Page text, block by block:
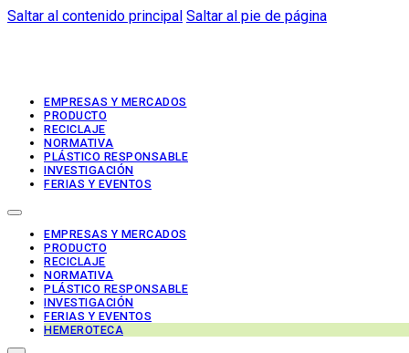
Saltar al contenido principal Saltar al pie de página
EMPRESAS Y MERCADOS
PRODUCTO
RECICLAJE
NORMATIVA
PLÁSTICO RESPONSABLE
INVESTIGACIÓN
FERIAS Y EVENTOS
EMPRESAS Y MERCADOS
PRODUCTO
RECICLAJE
NORMATIVA
PLÁSTICO RESPONSABLE
INVESTIGACIÓN
FERIAS Y EVENTOS
HEMEROTECA